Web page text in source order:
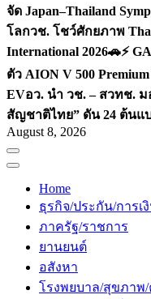
จัด Japan–Thailand
โลกวช. โชว์ศักยภาพ
International 2026🚗⚡️
ตัว AION V 500
EVอว. นำ วช. – สวทช.
สัญชาติไทย” ดัน 24 ต้นแ
August 8, 2026
Home
ธุรกิจ/ประกัน/การเ
ภาครัฐ/ราชการ
ยานยนต์
อสังหา
โรงพยบาล/สุขภาพ